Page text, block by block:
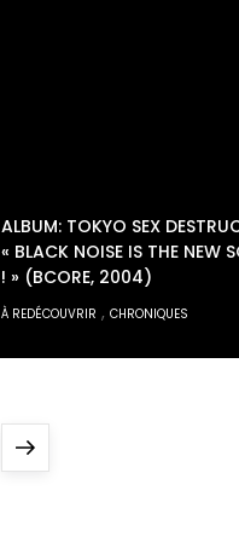
ALBUM: TOKYO SEX
« BLACK NOISE IS THE NEW
! » (BCORE, 2004)
À REDÉCOUVRIR , CHRONIQUES
Next